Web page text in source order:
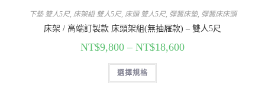
下墊 雙人5尺, 床架組 雙人5尺, 床頭 雙人5尺, 彈簧床墊, 彈簧床床頭
床架 / 高端訂製款 床頭架組(無抽屜款) – 雙人5尺
NT$9,800 – NT$18,600
選擇規格